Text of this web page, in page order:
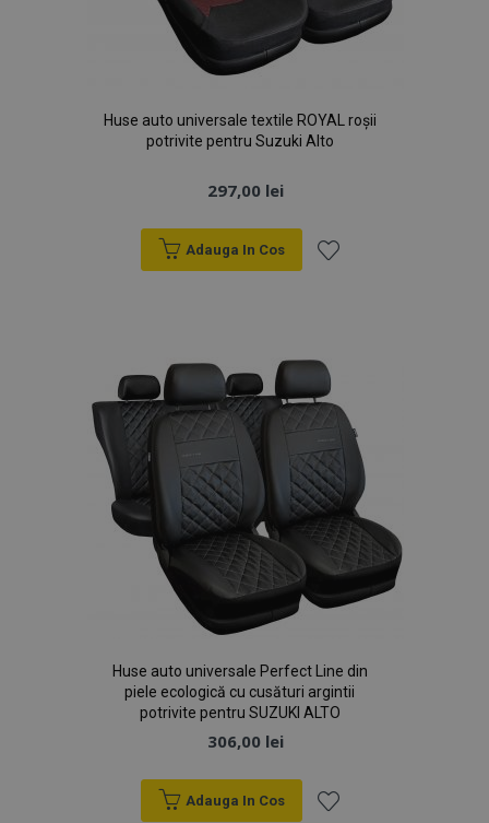
Huse auto universale textile ROYAL roșii
potrivite pentru Suzuki Alto
297,00 lei
Adauga In Cos
Dorințe
Huse auto universale Perfect Line din
piele ecologică cu cusături argintii
potrivite pentru SUZUKI ALTO
306,00 lei
Adauga In Cos